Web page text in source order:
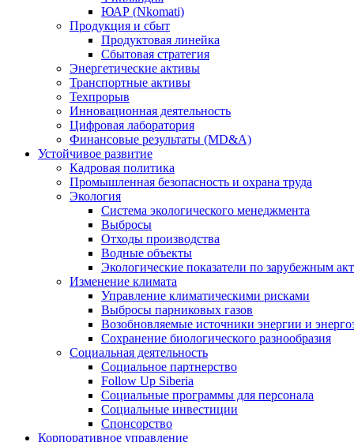
ЮАР (Nkomati)
Продукция и сбыт
Продуктовая линейка
Сбытовая стратегия
Энергетические активы
Транспортные активы
Техпрорыв
Инновационная деятельность
Цифровая лаборатория
Финансовые результаты (MD&A)
Устойчивое развитие
Кадровая политика
Промышленная безопасность и охрана труда
Экология
Система экологического менеджмента
Выбросы
Отходы производства
Водные объекты
Экологические показатели по зарубежным
Изменение климата
Управление климатическими рисками
Выбросы парниковых газов
Возобновляемые источники энергии и
Сохранение биологического разнообразия
Социальная деятельность
Социальное партнерство
Follow Up Siberia
Социальные программы для персонала
Социальные инвестиции
Спонсорство
Корпоративное управление